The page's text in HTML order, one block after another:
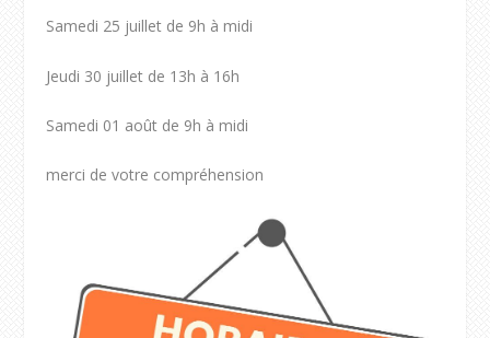
Samedi 25 juillet de 9h à midi
Jeudi 30 juillet de 13h à 16h
Samedi 01 août de 9h à midi
merci de votre compréhension